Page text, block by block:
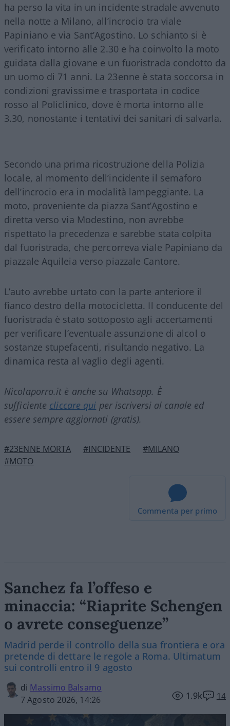
ha perso la vita in un incidente stradale avvenuto
nella notte a Milano, all’incrocio tra viale
Papiniano e via Sant’Agostino. Lo schianto si è
verificato intorno alle 2.30 e ha coinvolto la moto
guidata dalla giovane e un fuoristrada condotto da
un uomo di 71 anni. La 23enne è stata soccorsa in
condizioni gravissime e trasportata in codice
rosso al Policlinico, dove è morta intorno alle
3.30, nonostante i tentativi dei sanitari di salvarla.
Secondo una prima ricostruzione della Polizia
locale, al momento dell’incidente il semaforo
dell’incrocio era in modalità lampeggiante. La
moto, proveniente da piazza Sant’Agostino e
diretta verso via Modestino, non avrebbe
rispettato la precedenza e sarebbe stata colpita
dal fuoristrada, che percorreva viale Papiniano da
piazzale Aquileia verso piazzale Cantore.
L’auto avrebbe urtato con la parte anteriore il
fianco destro della motocicletta. Il conducente del
fuoristrada è stato sottoposto agli accertamenti
per verificare l’eventuale assunzione di alcol o
sostanze stupefacenti, risultando negativo. La
dinamica resta al vaglio degli agenti.
Nicolaporro.it è anche su Whatsapp. È
sufficiente cliccare qui per iscriversi al canale ed
essere sempre aggiornati (gratis).
#23ENNE MORTA #INCIDENTE
#MILANO
#MOTO
Commenta per primo
Sanchez fa l’offeso e
minaccia: “Riaprite Schengen
o avrete conseguenze”
Madrid perde il controllo della sua frontiera e ora
pretende di dettare le regole a Roma. Ultimatum
sui controlli entro il 9 agosto
di Massimo Balsamo
7 Agosto 2026, 14:26
1.9k 14